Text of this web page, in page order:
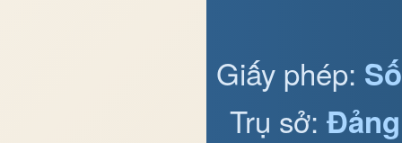
Giấy phép:
Trụ sở: